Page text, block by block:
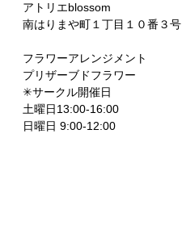
アトリエblossom
南はりまや町１丁目１０番３号
フラワーアレンジメント
プリザーブドフラワー
✳サークル開催日
土曜日13:00-16:00
日曜日 9:00-12:00